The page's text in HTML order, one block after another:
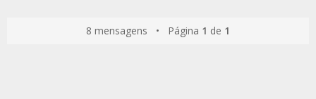
8 mensagens • Página 1 de 1